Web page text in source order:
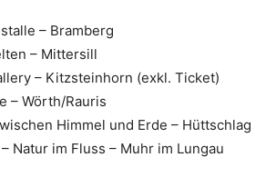
– Bramberg
– Mittersill
– Kitzsteinhorn (exkl. Ticket)
– Wörth/Rauris
Himmel und Erde – Hüttschlag
– Natur im Fluss – Muhr im Lungau